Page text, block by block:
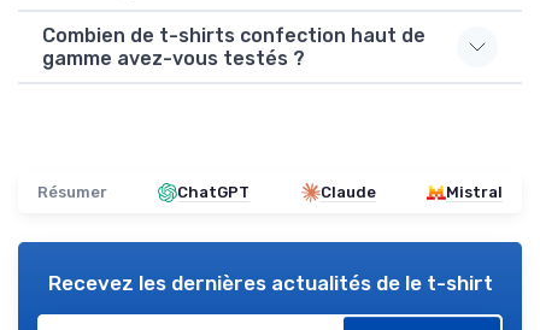
Combien de t-shirts confection haut de
gamme avez-vous testés ?
Résumer ChatGPT Claude Mistral
Recevez les dernières actualités de le t-shirt